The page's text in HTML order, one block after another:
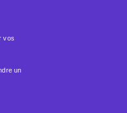
vos
un